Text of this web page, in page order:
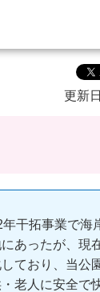
更新
干拓事業で海
あったが、現
ており、当公
老人に安全で